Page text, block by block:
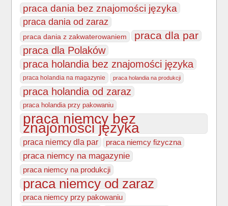
praca dania bez znajomości języka
praca dania od zaraz
praca dania z zakwaterowaniem praca dla par
praca dla Polaków
praca holandia bez znajomości języka
praca holandia na magazynie praca holandia na produkcji
praca holandia od zaraz
praca holandia przy pakowaniu
praca niemcy bez
znajomości języka
praca niemcy dla par praca niemcy fizyczna
praca niemcy na magazynie
praca niemcy na produkcji
praca niemcy od zaraz
praca niemcy przy pakowaniu